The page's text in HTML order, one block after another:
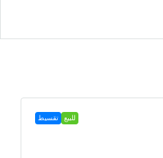
للبيع تقسيط